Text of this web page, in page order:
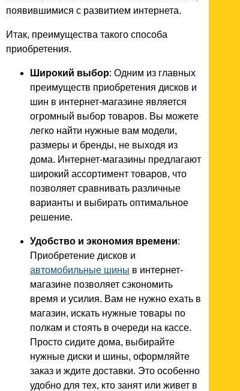
появившимися с развитием интернета.
Итак, преимущества такого способа
приобретения.
Широкий выбор: Одним из главных
преимуществ приобретения дисков и
шин в интернет-магазине является
огромный выбор товаров. Вы можете
легко найти нужные вам модели,
размеры и бренды, не выходя из
дома. Интернет-магазины предлагают
широкий ассортимент товаров, что
позволяет сравнивать различные
варианты и выбирать оптимальное
решение.
Удобство и экономия времени:
Приобретение дисков и
автомобильные шины в интернет-
магазине позволяет сэкономить
время и усилия. Вам не нужно ехать в
магазин, искать нужные товары по
полкам и стоять в очереди на кассе.
Просто сидите дома, выбирайте
нужные диски и шины, оформляйте
заказ и ждите доставки. Это особенно
удобно для тех, кто занят или живет в